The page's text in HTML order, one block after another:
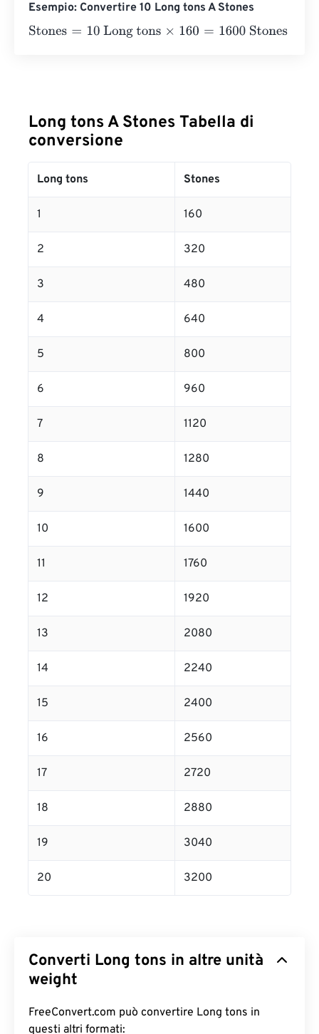
Esempio: Convertire 10 Long tons A Stones
Stones= 10 Long tons×160 =1600 Stones
Long tons A Stones Tabella di
conversione
Long tons Stones
1 160
2 320
3 480
4 640
5 800
6 960
7 1120
8 1280
9 1440
10 1600
11 1760
12 1920
13 2080
14 2240
15 2400
16 2560
17 2720
18 2880
19 3040
20 3200
Converti Long tons in altre unità
weight
FreeConvert.com può convertire Long tons in
questi altri formati: